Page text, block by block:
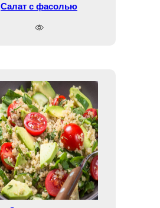
Салат с фасолью